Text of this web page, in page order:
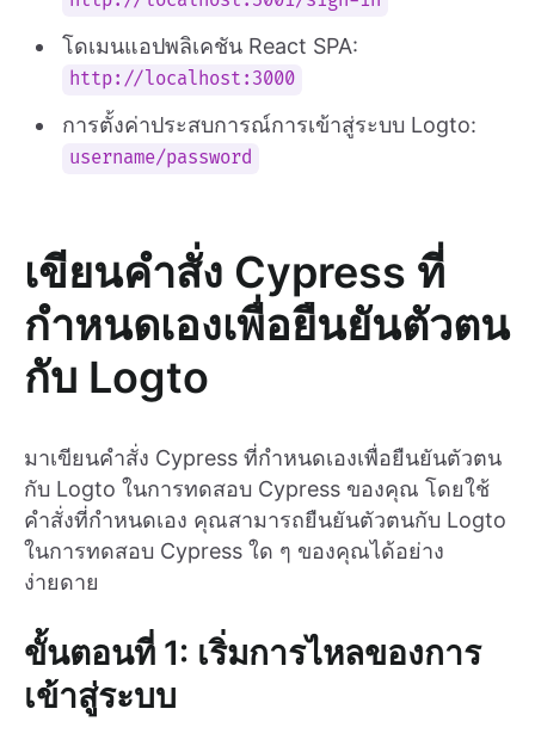
โดเมนแอปพลิเคชัน React SPA:
http://localhost:3000
การตั้งค่าประสบการณ์การเข้าสู่ระบบ Logto:
username/password
เขียนคำสั่ง Cypress ที่
กำหนดเองเพื่อยืนยันตัวตน
กับ Logto
มาเขียนคำสั่ง Cypress ที่กำหนดเองเพื่อยืนยันตัวตน
กับ Logto ในการทดสอบ Cypress ของคุณ โดยใช้
คำสั่งที่กำหนดเอง คุณสามารถยืนยันตัวตนกับ Logto
ในการทดสอบ Cypress ใด ๆ ของคุณได้อย่าง
ง่ายดาย
ขั้นตอนที่ 1: เริ่มการไหลของการ
เข้าสู่ระบบ